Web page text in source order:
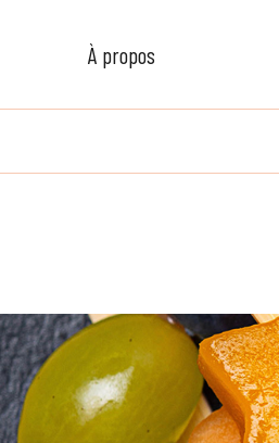
À propos